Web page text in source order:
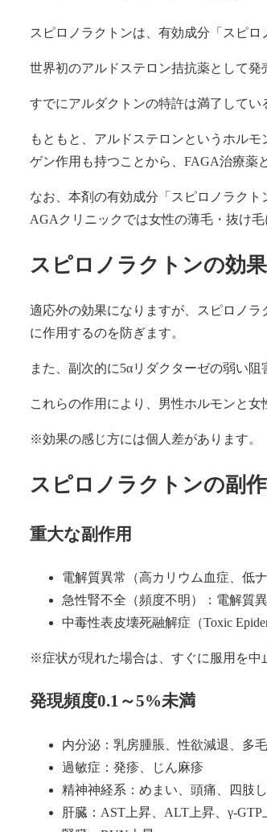
スピロノラクトンは、有効成分「スピ
世界初のアルドステロン拮抗薬として発
すでにアルダクトンの特許は満了して
もともと、アルドステロンというホル
ゲン作用も持つことから、FAGA治療薬
なお、本剤の有効成分「スピロノラク
AGAクリニックでは女性の薄毛・抜け
スピロノラクトンの効果
適応外の効果になりますが、スピロノ
に作用するのを防ぎます。
また、副次的に5αリダクターゼの弱い
これらの作用により、男性ホルモンと
※効果の感じ方には個人差があります。
スピロノラクトンの副
重大な副作用
電解質異常（高カリウム血症、低
急性腎不全（頻度不明）：電解質
中毒性表皮壊死融解症（Toxic
※症状が現れた場合は、すぐに服用を中
発現頻度0.1～5%未満
内分泌：乳房腫脹、性欲減退、多
過敏症：発疹、じん麻疹
精神神経系：めまい、頭痛、四肢
肝臓：AST上昇、ALT上昇、γ-